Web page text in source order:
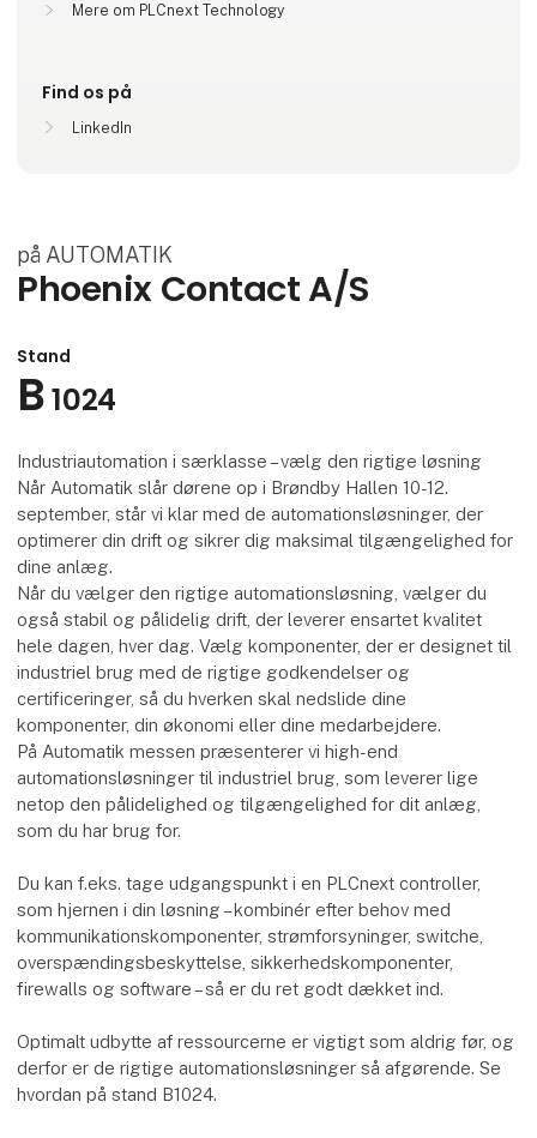
Mere om PLCnext Technology
Find os på
LinkedIn
på AUTOMATIK
Phoenix Contact A/S
Stand
B1024
Industriautomation i særklasse – vælg den rigtige løsning
Når Automatik slår dørene op i Brøndby Hallen 10-12.
september, står vi klar med de automationsløsninger, der
optimerer din drift og sikrer dig maksimal tilgængelighed for
dine anlæg.
Når du vælger den rigtige automationsløsning, vælger du
også stabil og pålidelig drift, der leverer ensartet kvalitet
hele dagen, hver dag. Vælg komponenter, der er designet til
industriel brug med de rigtige godkendelser og
certificeringer, så du hverken skal nedslide dine
komponenter, din økonomi eller dine medarbejdere.
På Automatik messen præsenterer vi high-end
automationsløsninger til industriel brug, som leverer lige
netop den pålidelighed og tilgængelighed for dit anlæg,
som du har brug for.
Du kan f.eks. tage udgangspunkt i en PLCnext controller,
som hjernen i din løsning – kombinér efter behov med
kommunikationskomponenter, strømforsyninger, switche,
overspændingsbeskyttelse, sikkerhedskomponenter,
firewalls og software – så er du ret godt dækket ind.
Optimalt udbytte af ressourcerne er vigtigt som aldrig før, og
derfor er de rigtige automationsløsninger så afgørende. Se
hvordan på stand B1024.